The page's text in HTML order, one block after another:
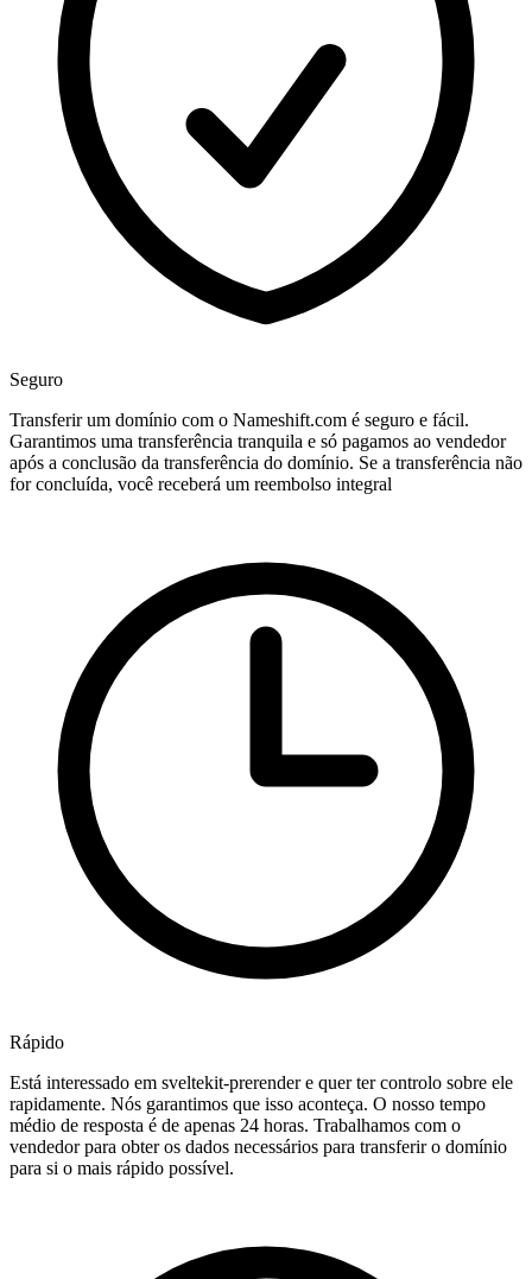
Seguro
Transferir um domínio com o Nameshift.com é seguro e fácil.
Garantimos uma transferência tranquila e só pagamos ao vendedor
após a conclusão da transferência do domínio. Se a transferência não
for concluída, você receberá um reembolso integral
Rápido
Está interessado em sveltekit-prerender e quer ter controlo sobre ele
rapidamente. Nós garantimos que isso aconteça. O nosso tempo
médio de resposta é de apenas 24 horas. Trabalhamos com o
vendedor para obter os dados necessários para transferir o domínio
para si o mais rápido possível.